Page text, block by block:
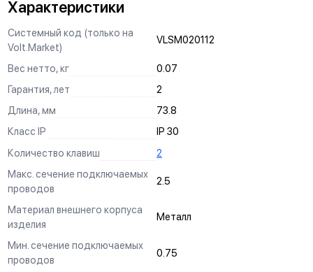
Характеристики
Системный код (только на
Volt.Market)
VLSM020112
Вес нетто, кг
0.07
Гарантия, лет
2
Длина, мм
73.8
Класс IP
IP 30
Количество клавиш
2
Макс. сечение подключаемых
проводов
2.5
Материал внешнего корпуса
изделия
Металл
Мин. сечение подключаемых
проводов
0.75